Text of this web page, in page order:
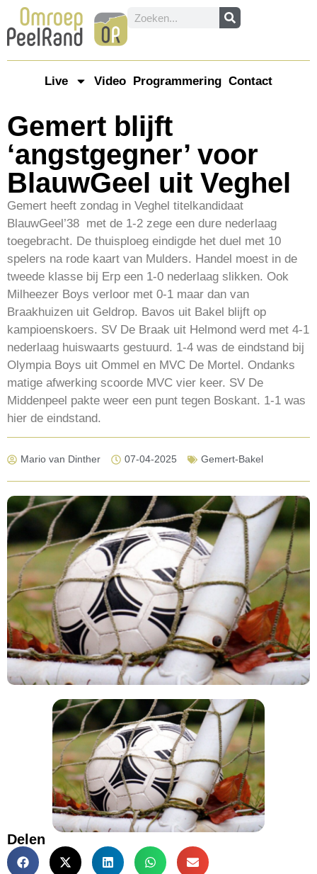
Live Video Programmering Contact
Gemert blijft
‘angstgegner’ voor
BlauwGeel uit Veghel
Gemert heeft zondag in Veghel titelkandidaat
BlauwGeel’38 met de 1-2 zege een dure nederlaag
toegebracht. De thuisploeg eindigde het duel met 10
spelers na rode kaart van Mulders. Handel moest in de
tweede klasse bij Erp een 1-0 nederlaag slikken. Ook
Milheezer Boys verloor met 0-1 maar dan van
Braakhuizen uit Geldrop. Bavos uit Bakel blijft op
kampioenskoers. SV De Braak uit Helmond werd met 4-1
nederlaag huiswaarts gestuurd. 1-4 was de eindstand bij
Olympia Boys uit Ommel en MVC De Mortel. Ondanks
matige afwerking scoorde MVC vier keer. SV De
Middenpeel pakte weer een punt tegen Boskant. 1-1 was
hier de eindstand.
Mario van Dinther 07-04-2025 Gemert-Bakel
Delen